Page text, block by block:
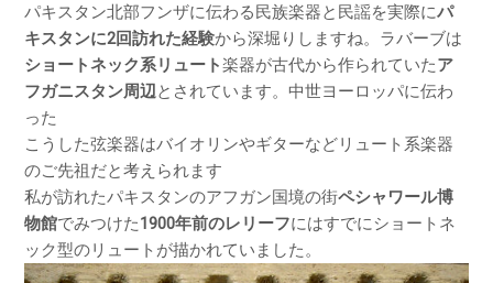
パキスタン北部フンザに伝わる民族楽器と民謡を実際にパ
キスタンに2回訪れた経験から深堀りしますね。ラバーブは
ショートネック系リュート楽器が古代から作られていたア
フガニスタン周辺とされています。中世ヨーロッパに伝わ
った
こうした弦楽器はバイオリンやギターなどリュート系楽器
のご先祖だと考えられます
私が訪れたパキスタンのアフガン国境の街ペシャワール博
物館でみつけた1900年前のレリーフにはすでにショートネ
ック型のリュートが描かれていました。